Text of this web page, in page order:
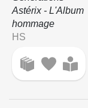
Astérix - L'Album
hommage
HS